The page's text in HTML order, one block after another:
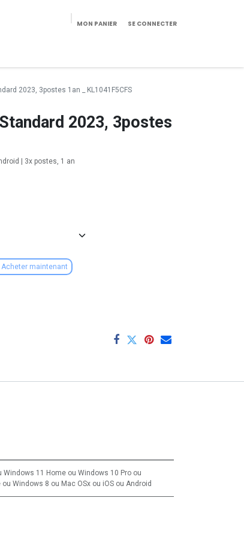
MON PANIER SE CONNECTER
2023, 3postes 1an _ KL1041F5CFS
2023, 3postes
| 3x postes, 1 an
Acheter maintenant
Windows 11 Home ou Windows 10 Pro ou
ou Windows 8 ou Mac OSx ou iOS ou Android